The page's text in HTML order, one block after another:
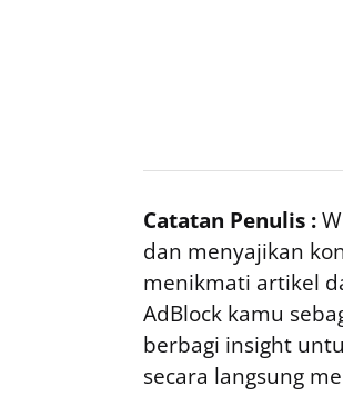
Catatan Penulis :
dan menyajikan
menikmati artikel
AdBlock kamu
berbagi insight
secara langsung